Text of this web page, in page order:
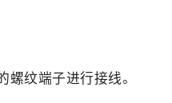
螺纹端子进行接线。